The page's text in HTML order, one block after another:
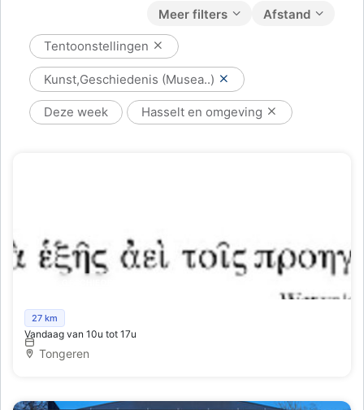
Afstand
Meer filters
Tentoonstellingen
Kunst,Geschiedenis (Musea..)
Deze week Hasselt en omgeving
Gallo-Romeins Museum
27 km
Vandaag van 10u tot 17u
Tongeren